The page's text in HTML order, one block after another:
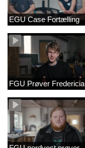
EGU Case Fortælling
FGU Prøver Fredericia